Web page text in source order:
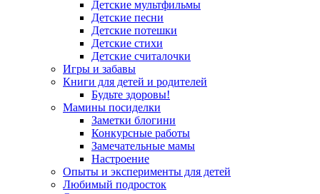
Детские мультфильмы
Детские песни
Детские потешки
Детские стихи
Детские считалочки
Игры и забавы
Книги для детей и родителей
Будьте здоровы!
Мамины посиделки
Заметки блогини
Конкурсные работы
Замечательные мамы
Настроение
Опыты и эксперименты для детей
Любимый подросток